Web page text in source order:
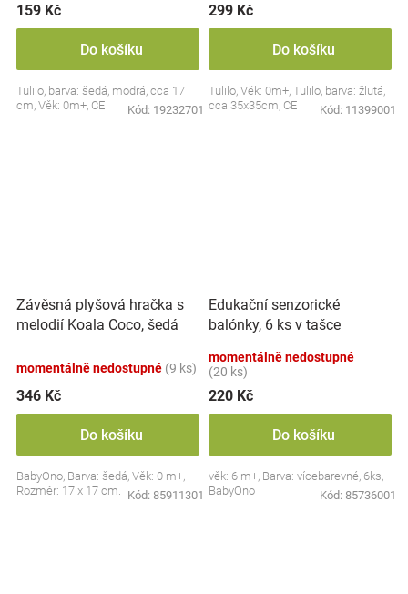
159 Kč
Do košíku
Tulilo, barva: šedá, modrá, cca 17
cm, Věk: 0m+, CE
Kód: 19232701
299 Kč
Do košíku
Tulilo, Věk: 0m+, Tulilo, barva: žlutá,
cca 35x35cm, CE
Kód: 11399001
Závěsná plyšová hračka s
melodií Koala Coco, šedá
momentálně nedostupné (9 ks)
346 Kč
Do košíku
BabyOno, Barva: šedá, Věk: 0 m+,
Rozměr: 17 x 17 cm.
Kód: 85911301
Edukační senzorické
balónky, 6 ks v tašce
momentálně nedostupné
(20 ks)
220 Kč
Do košíku
věk: 6 m+, Barva: vícebarevné, 6ks,
BabyOno
Kód: 85736001